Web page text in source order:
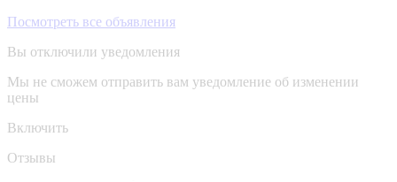
Посмотреть все объявления
Вы отключили уведомления
Мы не сможем отправить вам уведомление об изменении
цены
Включить
Отзывы